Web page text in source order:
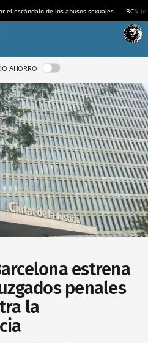
el escándalo de los abusos sexuales BCN
AHORRO
estrena
penales
la